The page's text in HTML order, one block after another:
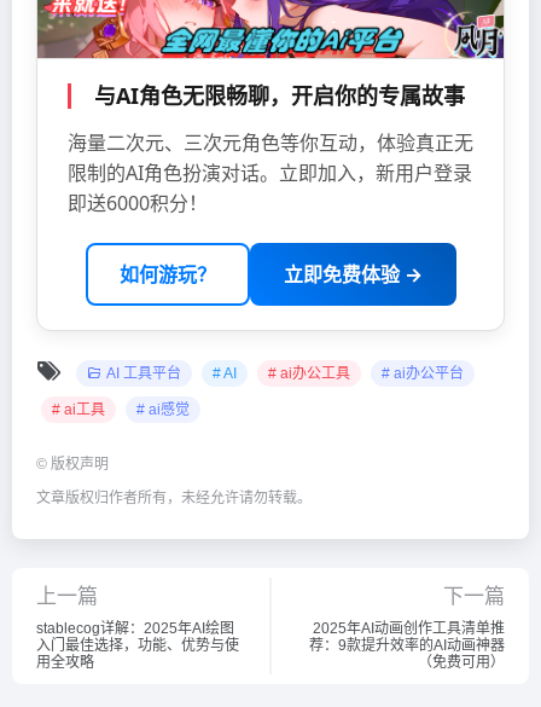
与AI角色无限畅聊，开启你的专属故事
海量二次元、三次元角色等你互动，体验真正无
限制的AI角色扮演对话。立即加入，新用户登录
即送6000积分！
如何游玩？ 立即免费体验 →
AI 工具平台 # AI # ai办公工具 # ai办公平台
# ai工具 # ai感觉
© 版权声明
文章版权归作者所有，未经允许请勿转载。
上一篇
stablecog详解：2025年AI绘图
入门最佳选择，功能、优势与使
用全攻略
下一篇
2025年AI动画创作工具清单推
荐：9款提升效率的AI动画神器
（免费可用）